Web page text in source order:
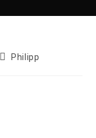
Beitrags-
Philipp